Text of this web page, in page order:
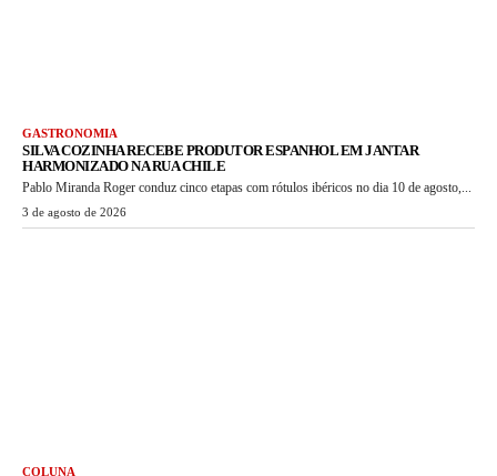
GASTRONOMIA
SILVA COZINHA RECEBE PRODUTOR ESPANHOL EM JANTAR
HARMONIZADO NA RUA CHILE
Pablo Miranda Roger conduz cinco etapas com rótulos ibéricos no dia 10 de agosto,...
3 de agosto de 2026
COLUNA